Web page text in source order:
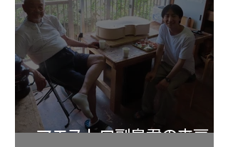
マエストロ副島君の来房